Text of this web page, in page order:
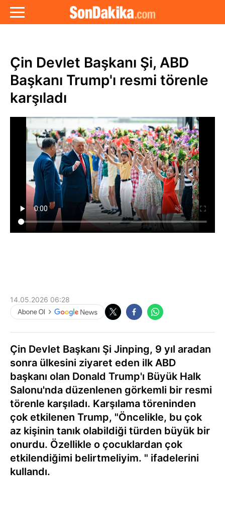
Çin Devlet Başkanı Şi, ABD
Başkanı Trump'ı resmi törenle
karşıladı
14.05.2026 06:28
Çin Devlet Başkanı Şi Jinping, 9 yıl aradan
sonra ülkesini ziyaret eden ilk ABD
başkanı olan Donald Trump'ı Büyük Halk
Salonu'nda düzenlenen görkemli bir resmi
törenle karşıladı. Karşılama töreninden
çok etkilenen Trump, "Öncelikle, bu çok
az kişinin tanık olabildiği türden büyük bir
onurdu. Özellikle o çocuklardan çok
etkilendiğimi belirtmeliyim. " ifadelerini
kullandı.